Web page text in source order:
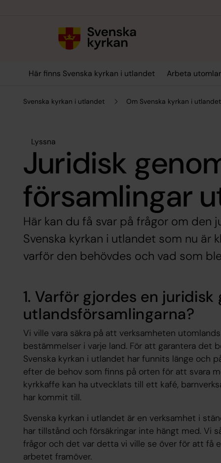
Här finns Svenska kyrkan i utlandet Arbeta
Svenska kyrkan i utlandet Om Svenska kyrkan i utlandet
Lyssna
Juridisk
församlingar
Här kan du få svar på frågor om den
Svenska kyrkan i utlandet som nu är
varför den behövdes och vad som
1. Varför gjordes en
utlandsförsamlingarna?
Vi ville vara säkra på att verksamheten
bestämmelser i varje land. För att garantera det
Svenska kyrkan i utlandet har funnits länge och
efter de behov som finns på orten för att svara
kyrkkaffe kan ha utvecklats till ett kafé,
har kommit till.
Svenska kyrkan i utlandet är en verksamhet i
har tillstånd och försäkringar inte hängt med. Vi
frågor och det var detta vi ville se över för att få
arbetet framöver.